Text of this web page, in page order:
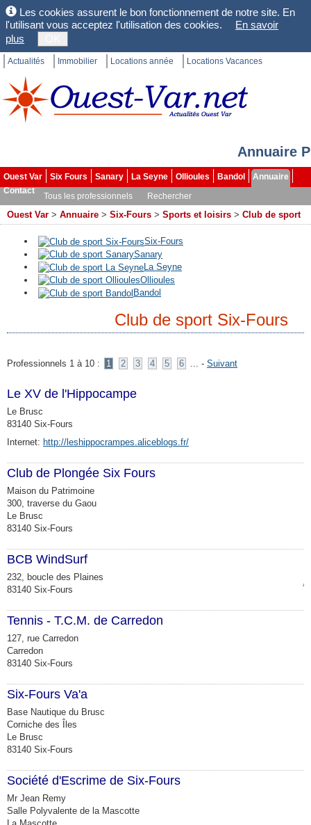
Les cookies assurent le bon fonctionnement de notre site. En
l'utilisant vous acceptez l'utilisation des cookies.
En savoir
plus
Actualités Immobilier Locations année Locations Vacances
Annuaire
Ouest Var Six Fours Sanary La Seyne Ollioules Bandol
Annuaire
Contact
Tous les professionnels Rechercher
Ouest Var > Annuaire > Six-Fours > Sports et loisirs > Club de sport
Six-Fours
Sanary
La Seyne
Ollioules
Bandol
Club de sport Six-Fours
Professionnels 1 à 10 : 1 2 3 4 5 6 ... - Suivant
Le XV de l'Hippocampe
Le Brusc
83140 Six-Fours
Internet: http://leshippocrampes.aliceblogs.fr/
Club de Plongée Six Fours
Maison du Patrimoine
300, traverse du Gaou
Le Brusc
83140 Six-Fours
BCB WindSurf
232, boucle des Plaines
83140 Six-Fours
Tennis - T.C.M. de Carredon
127, rue Carredon
Carredon
83140 Six-Fours
Six-Fours Va'a
Base Nautique du Brusc
Corniche des Îles
Le Brusc
83140 Six-Fours
Société d'Escrime de Six-Fours
Mr Jean Remy
Salle Polyvalente de la Mascotte